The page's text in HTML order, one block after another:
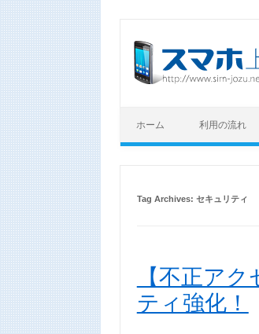
ホーム 利用の流れ
Tag Archives: セキュリティ
【不正ア
ティ強化！